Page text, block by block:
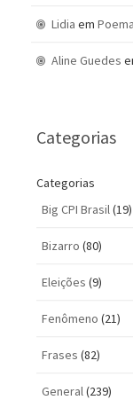
Lidia em
Aline Guedes
Categorias
Categorias
Big CPI Brasil(19)
Bizarro (80)
Eleições (9)
Fenômeno (21)
Frases (82)
General(239)